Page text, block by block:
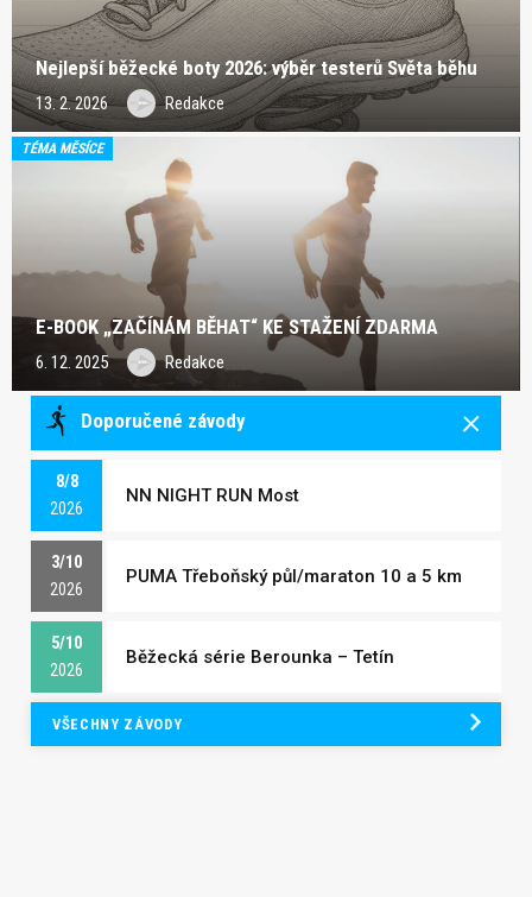
Nejlepší běžecké boty 2026: výběr testerů Světa běhu
13. 2. 2026 Redakce
TÉMA MĚSÍCE
E-BOOK „ZAČÍNÁM BĚHAT“ KE STAŽENÍ ZDARMA
6. 12. 2025 Redakce
Doporučené závody
8/8
2026
NN NIGHT RUN Most
3/10
2026
PUMA Třeboňský půl/maraton 10 a 5 km
5/10
2026
Běžecká série Berounka – Tetín
VŠECHNY ZÁVODY